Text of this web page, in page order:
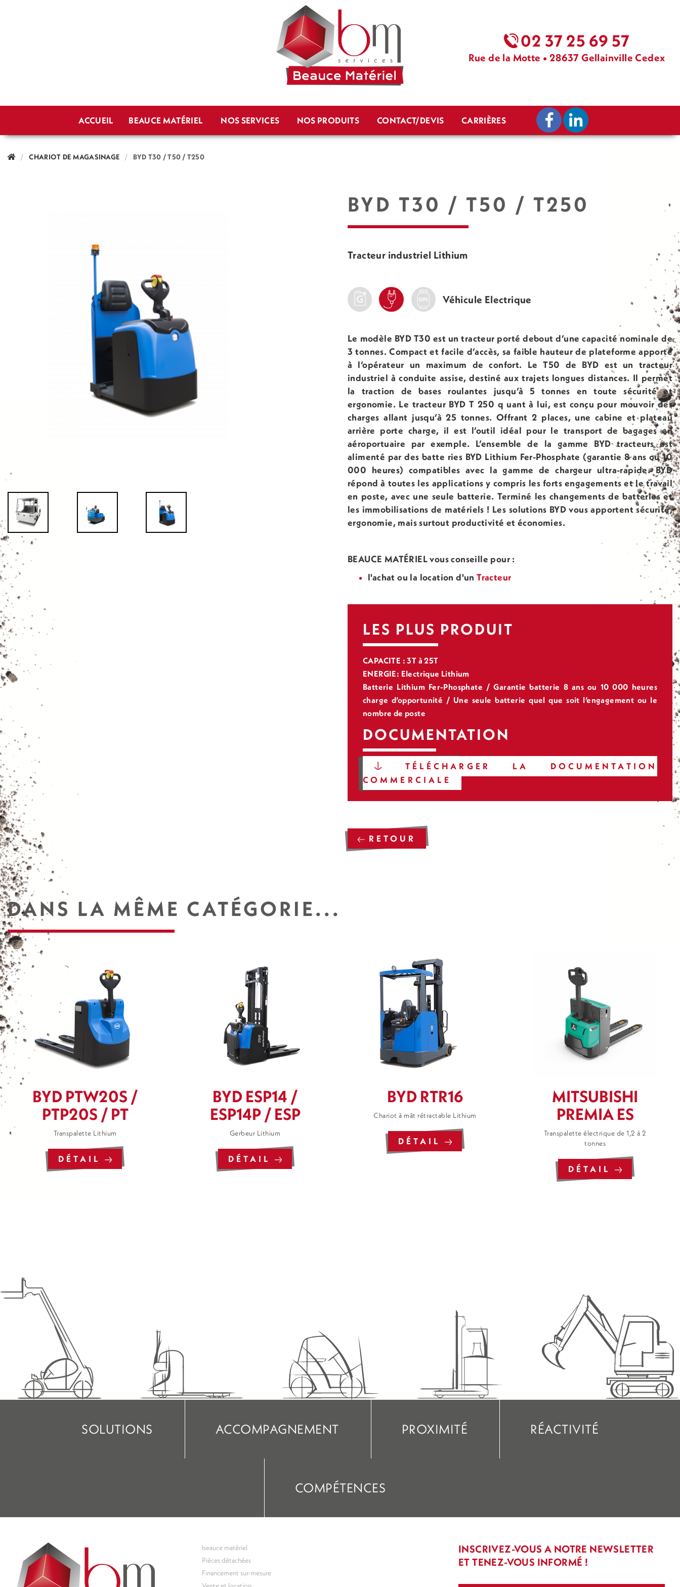
02 37 25 69 57
Rue de la Motte • 28637 Gellainville Cedex
ACCUEIL BEAUCE MATÉRIEL NOS SERVICES NOS PRODUITS CONTACT/DEVIS CARRIÈRES
CHARIOT DE MAGASINAGE BYD T30 / T50 / T250
BYD T30 / T50 / T250
Tracteur industriel Lithium
Véhicule Electrique
Le modèle BYD T30 est un tracteur porté debout d’une capacité nominale de
3 tonnes. Compact et facile d’accès, sa faible hauteur de plateforme apporte
à l’opérateur un maximum de confort. Le T50 de BYD est un tracteur
industriel à conduite assise, destiné aux trajets longues distances. Il permet
la traction de bases roulantes jusqu’à 5 tonnes en toute sécurité et
ergonomie. Le tracteur BYD T 250 q uant à lui, est conçu pour mouvoir des
charges allant jusqu’à 25 tonnes. Offrant 2 places, une cabine et plateau
arrière porte charge, il est l’outil idéal pour le transport de bagages en
aéroportuaire par exemple. L’ensemble de la gamme BYD tracteurs est
alimenté par des batte ries BYD Lithium Fer-Phosphate (garantie 8 ans ou 10
000 heures) compatibles avec la gamme de chargeur ultra-rapide. BYD
répond à toutes les applications y compris les forts engagements et le travail
en poste, avec une seule batterie. Terminé les changements de batteries et
les immobilisations de matériels ! Les solutions BYD vous apportent sécurité,
ergonomie, mais surtout productivité et économies.
BEAUCE MATÉRIEL vous conseille pour :
l'achat ou la location d'unTracteur
LES PLUS PRODUIT
CAPACITE : 3T à 25T
ENERGIE: Electrique Lithium
Batterie Lithium Fer-Phosphate / Garantie batterie 8 ans ou 10 000 heures
charge d’opportunité / Une seule batterie quel que soit l’engagement ou le
nombre de poste
DOCUMENTATION
TÉLÉCHARGER LA DOCUMENTATION
COMMERCIALE
RETOUR
DANS LA MÊME CATÉGORIE...
BYD PTW20S /
PTP20S / PT
Transpalette Lithium
DÉTAIL
BYD ESP14 /
ESP14P / ESP
Gerbeur Lithium
DÉTAIL
BYD RTR16
Chariot à mât rétractable Lithium
DÉTAIL
MITSUBISHI
PREMIA ES
Transpalette électrique de 1,2 à 2
tonnes
DÉTAIL
SOLUTIONS ACCOMPAGNEMENT PROXIMITÉ RÉACTIVITÉ
COMPÉTENCES
beauce matériel
Pièces détachées
Financement sur-mesure
INSCRIVEZ-VOUS A NOTRE NEWSLETTER
ET TENEZ-VOUS INFORMÉ !